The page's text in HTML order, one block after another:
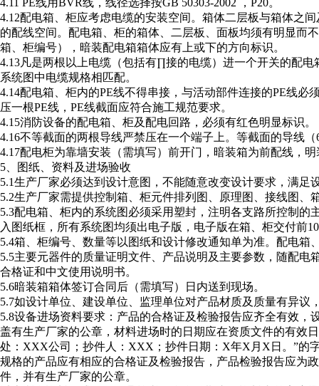
4.11 PE线用BVR线，线径选择按GB 50303-2002 ，P20。
4.12配电箱、柜应考虑电缆的安装空间。箱体二层板与箱体之
的配线空间。配电箱、柜的箱体、二层板、面板均须有明显而
箱、柜编号），暗装配电箱箱体应有上或下的方向标识。
4.13凡是两根以上电缆（包括有∏接的电缆）进一个开关的配
系统图中电缆规格相匹配。
4.14配电箱、柜内的PE线不得串接，与活动部件连接的PE线
压一根PE线，PE线截面应符合施工规范要求。
4.15消防设备的配电箱、柜及配电回路，必须有红色明显标识。
4.16不等截面的两根导线严禁压在一个端子上。等截面的导线
4.17配电柜为靠墙安装（需填写）前开门，暗装箱为前配线，
5、图纸、资料及进场验收
5.1生产厂家必须达到设计意图，不能随意改变设计要求，满足
5.2生产厂家需提供控制箱、柜元件排列图、原理图、接线图
5.3配电箱、柜内的系统图必须采用塑封，注明各支路所控制
入图纸框，所有系统图均须出电子版，电子版在箱、柜交付前
5.4箱、柜编号、数量等以图纸和设计修改通知单为准。配电箱
5.5主要元器件的质量证明文件、产品说明及主要参数，随配
合格证和中文使用说明书。
5.6暗装箱箱体签订合同后（需填写）日内送到现场。
5.7如设计单位、建设单位、监理单位对产品材质及质量有异议
5.8设备进场资料要求：产品的合格证及检验报告应齐全有效
盖有生产厂家的公章，材料进场时的日期应在资质文件的有效
处：XXX公司；抄件人：XXX；抄件日期：X年X月X日。”的
规格的产品应有相应的合格证及检验报告，产品检验报告应为
件，并有生产厂家的公章。